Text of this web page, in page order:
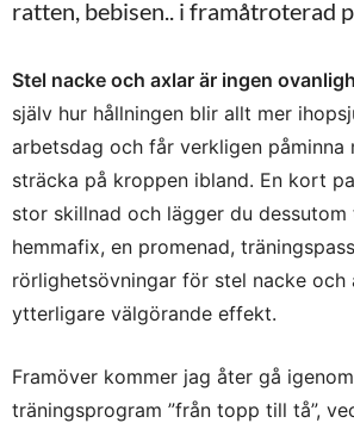
ratten, bebisen.. i framåtroterad
Stel nacke och axlar är ingen
själv hur hållningen blir allt mer
arbetsdag och får verkligen påminna
sträcka på kroppen ibland. En kort
stor skillnad och lägger du
hemmafix, en promenad,
rörlighetsövningar för stel nacke och
ytterligare välgörande effekt.
Framöver kommer jag åter gå
träningsprogram ”från topp till tå”,